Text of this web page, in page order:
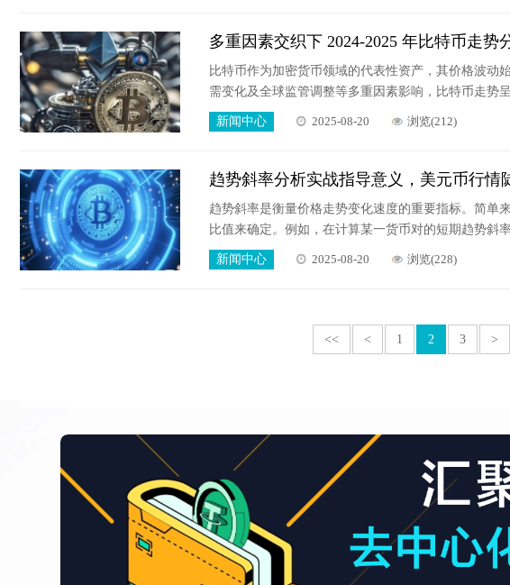
多重因素交织下 2024-2025 年比特币走势
比特币作为加密货币领域的代表性资产，其价格波动
需变化及全球监管调整等多重因素影响，比特币走势
调。本文将结合具体数据与事件，分层解析比特币近
望。
新闻中心 2025-08-20 浏览(212)
趋势斜率分析实战指导意义，美元币行情
趋势斜率是衡量价格走势变化速度的重要指标。简单
比值来确定。例如，在计算某一货币对的短期趋势斜
价格为 1.2000，今天的价格为 1.2100，那么这 5 天内
0.0020 / 天。斜率为正表示价格上升，斜率越大，上
新闻中心 2025-08-20 浏览(228)
<< < 1 2 3 >